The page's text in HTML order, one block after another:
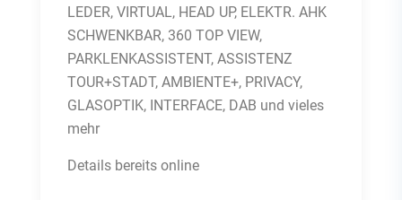
LEDER, VIRTUAL, HEAD UP, ELEKTR. AHK
SCHWENKBAR, 360 TOP VIEW,
PARKLENKASSISTENT, ASSISTENZ
TOUR+STADT, AMBIENTE+, PRIVACY,
GLASOPTIK, INTERFACE, DAB und vieles
mehr
Details bereits online